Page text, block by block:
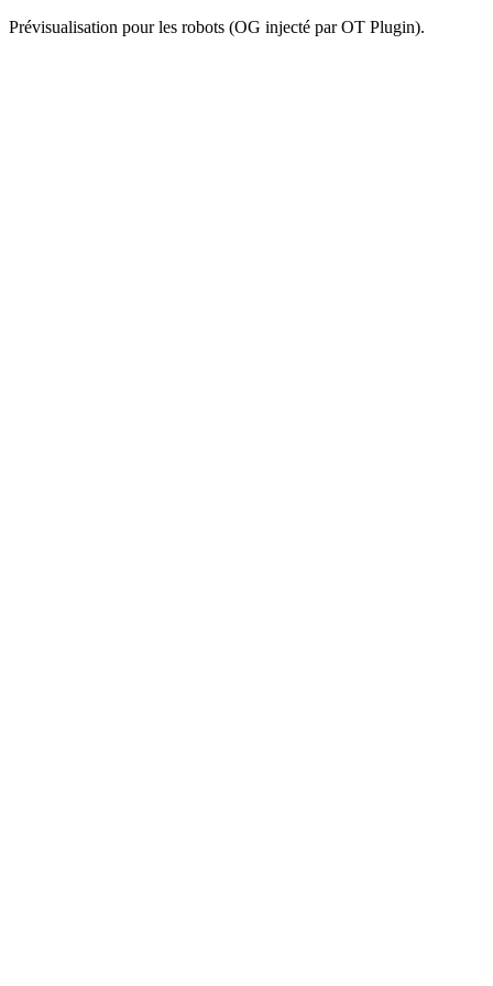
Prévisualisation pour les robots (OG injecté par OT Plugin).